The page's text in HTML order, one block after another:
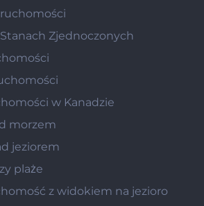
Zjednoczonych
w Kanadzie
morzem
jeziorem
plaże
z widokiem na jezioro